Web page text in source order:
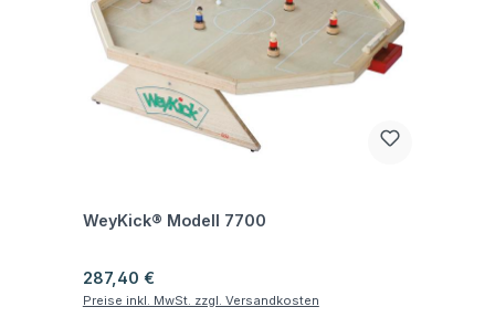
WeyKick® Modell 7700
Regulärer Preis:
287,40 €
Preise inkl. MwSt. zzgl. Versandkosten